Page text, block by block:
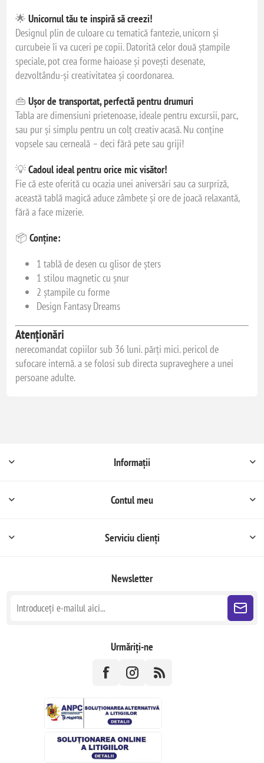
🌟Unicornul tău te inspiră să creezi!
Designul plin de culoare cu tematică fantezie, unicorn și
curcubeie îi va cuceri pe copii. Datorită celor două ștampile
speciale, pot crea forme haioase și povești desenate,
dezvoltându-și creativitatea și coordonarea.
👜Ușor de transportat, perfectă pentru drumuri
Tabla are dimensiuni prietenoase, ideale pentru excursii, parc,
sau pur și simplu pentru un colț creativ acasă. Nu conține
vopsele sau cerneală – deci fără pete sau griji!
💡Cadoul ideal pentru orice mic visător!
Fie că este oferită cu ocazia unei aniversări sau ca surpriză,
această tablă magică aduce zâmbete și ore de joacă relaxantă,
fără a face mizerie.
📦Conține:
1 tablă de desen cu glisor de șters
1 stilou magnetic cu șnur
2 ștampile cu forme
Design Fantasy Dreams
Atenționări
nerecomandat copiilor sub 36 luni. părți mici. pericol de
sufocare internă. a se folosi sub directa supraveghere a unei
persoane adulte.
Informații
Contul meu
Serviciu clienți
Newsletter
Urmăriți-ne